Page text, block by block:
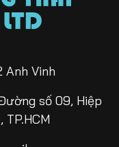
Vinh
số 09, Hiệp
Thấm Công Trình